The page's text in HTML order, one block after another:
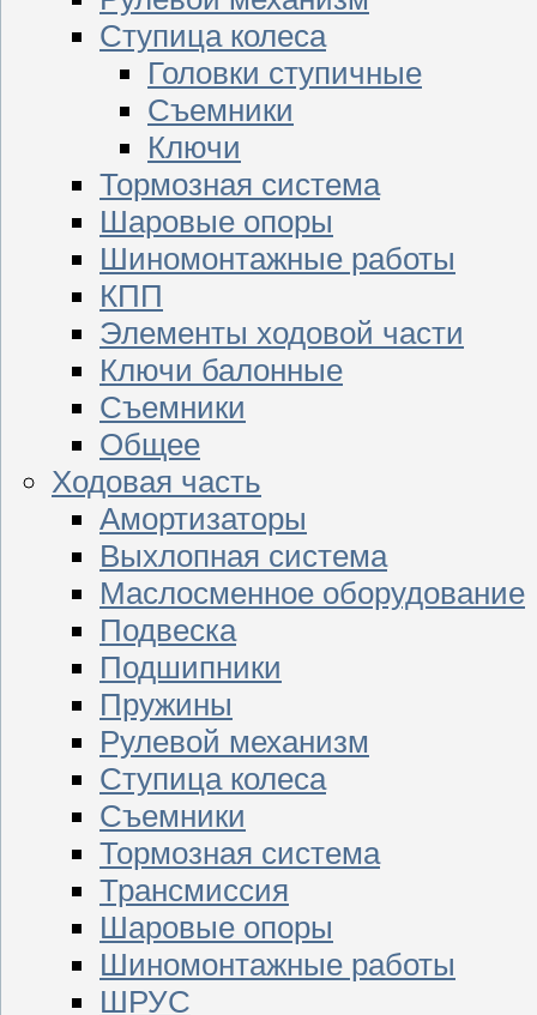
Ступица колеса
Головки ступичные
Съемники
Ключи
Тормозная система
Шаровые опоры
Шиномонтажные работы
КПП
Элементы ходовой части
Ключи балонные
Съемники
Общее
Ходовая часть
Амортизаторы
Выхлопная система
Маслосменное оборудование
Подвеска
Подшипники
Пружины
Рулевой механизм
Ступица колеса
Съемники
Тормозная система
Трансмиссия
Шаровые опоры
Шиномонтажные работы
ШРУС